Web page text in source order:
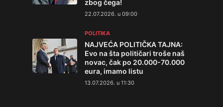
zbog čega!
22.07.2026. u 09:00
POLITIKA
NAJVEĆA POLITIČKA TAJNA:
Evo na šta političari troše naš
novac, čak po 20.000-70.000
eura, imamo listu
13.07.2026. u 11:30